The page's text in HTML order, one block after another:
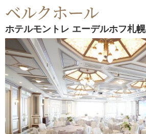
ベルクホール
ホテルモントレ エーデルホフ札幌